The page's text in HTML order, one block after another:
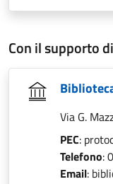
Con il supporto
Via G.
PEC:
Telefono:
Email: